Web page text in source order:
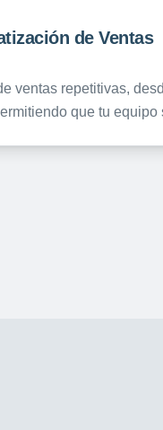
de Ventas
ventas repetitivas,
que tu